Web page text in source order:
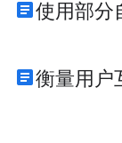
article使用部分
article衡量用户